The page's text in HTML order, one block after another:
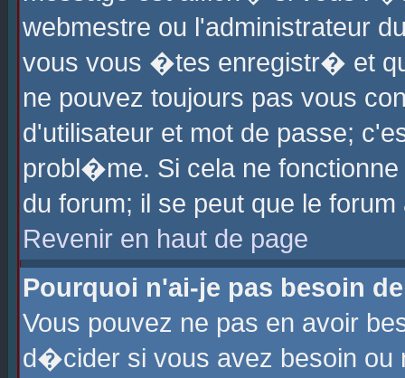
webmestre ou l'administrateur
vous vous �tes enregistr� et
ne pouvez toujours pas vous
d'utilisateur et mot de passe;
probl�me. Si cela ne
du forum; il se peut que le
Revenir en haut de page
Pourquoi n'ai-je pas besoin
Vous pouvez ne pas en avoir
d�cider si vous avez besoin ou